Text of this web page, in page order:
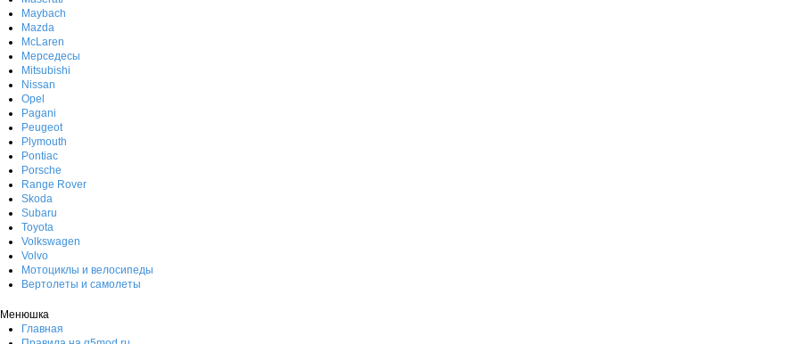
Maybach
Mazda
McLaren
Мерседесы
Mitsubishi
Nissan
Opel
Pagani
Peugeot
Plymouth
Pontiac
Porsche
Range Rover
Skoda
Subaru
Toyota
Volkswagen
Volvo
Мотоциклы и велосипеды
Вертолеты и самолеты
Менюшка
Главная